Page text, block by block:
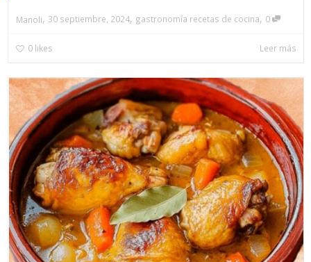
Manoli, 30 septiembre, 2024, gastronomía recetas de cocina, 0
0 likes Leer más